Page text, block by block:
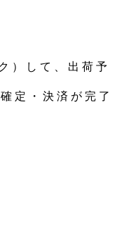
）して、出荷予
定・決済が完了